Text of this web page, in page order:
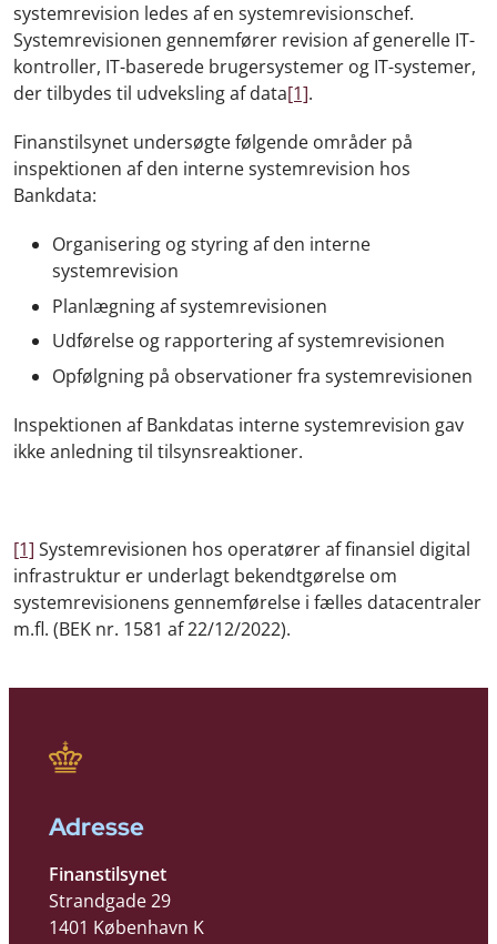
systemrevision ledes af en systemrevisionschef.
Systemrevisionen gennemfører revision af generelle IT-
kontroller, IT-baserede brugersystemer og IT-systemer,
der tilbydes til udveksling af data[1].
Finanstilsynet undersøgte følgende områder på
inspektionen af den interne systemrevision hos
Bankdata:
Organisering og styring af den interne
systemrevision
Planlægning af systemrevisionen
Udførelse og rapportering af systemrevisionen
Opfølgning på observationer fra systemrevisionen
Inspektionen af Bankdatas interne systemrevision gav
ikke anledning til tilsynsreaktioner.
[1] Systemrevisionen hos operatører af finansiel digital
infrastruktur er underlagt bekendtgørelse om
systemrevisionens gennemførelse i fælles datacentraler
m.fl. (BEK nr. 1581 af 22/12/2022).
Adresse
Finanstilsynet
Strandgade 29
1401 København K